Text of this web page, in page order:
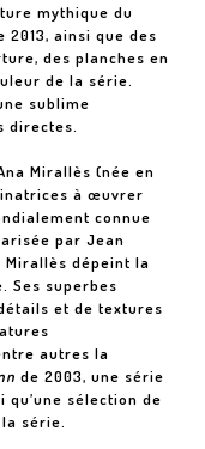
mythique du
ainsi que des
des planches en
de la série.
sublime
directes.
Mirallès (née en
à œuvrer
connue
par Jean
Mirallès dépeint la
Ses superbes
et de textures
autres la
de 2003, une série
sélection de
série.